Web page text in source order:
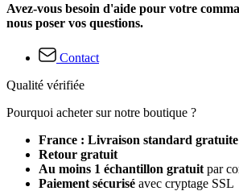
Avez-vous besoin d'aide pour votre
nous poser vos questions.
Contact
Qualité vérifiée
Pourquoi acheter sur notre boutique ?
France : Livraison standard gratuite
Retour gratuit
Au moins 1 échantillon gratuit par
Paiement sécurisé avec cryptage SSL